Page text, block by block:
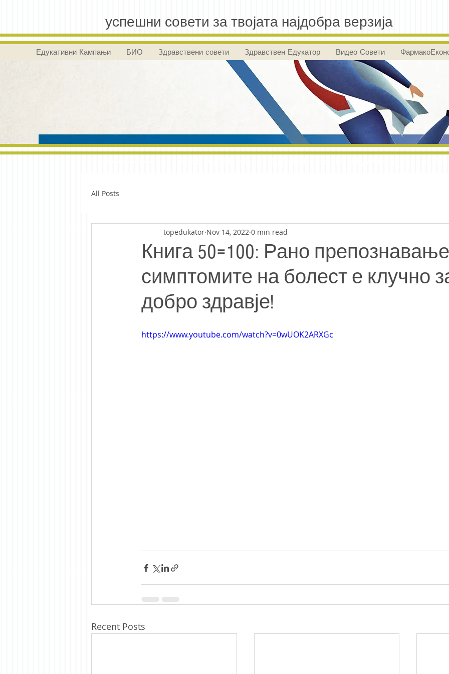
успешни совети за твојата најдобра верзија
Видео Совети
Здравствен Едукатор
Здравствени совети
БИО
Едукативни Кампањи
All Posts
Книга 50=100: Рано
симптомите на болест е клучно
добро здравје!
topedukator Nov 14, 2022 0 min read
https://www.youtube.com/watch?v=0wUOK2ARXGc
Recent Posts